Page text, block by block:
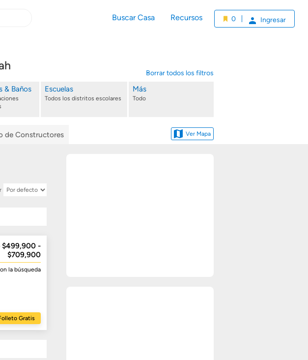
Buscar Casa Recursos 0 Ingresar
Borrar todos los filtros
& Baños Escuelas
Todos los distritos escolares
Más
Todo
Ver Mapa
de Constructores
$499,900 -
$709,900
la búsqueda
Gratis